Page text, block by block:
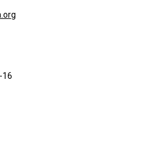
16